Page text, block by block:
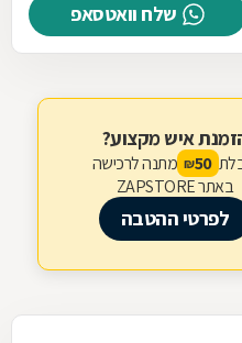
שלח וואטסאפ
איש מקצוע?
50
₪ מתנה לרכישה
באתר ZAPSTORE
לפרטי ההטבה